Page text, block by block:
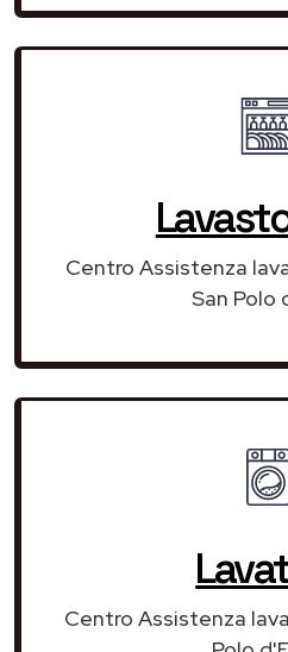
Centro Assistenza
San Polo
Centro Assistenza